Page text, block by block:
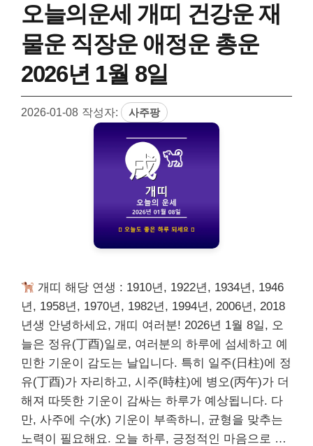
오늘의운세 개띠 건강운 재
물운 직장운 애정운 총운
2026년 1월 8일
2026-01-08 작성자: 사주팡
개띠 해당 연생 : 1910년, 1922년, 1934년, 1946
년, 1958년, 1970년, 1982년, 1994년, 2006년, 2018
년생 안녕하세요, 개띠 여러분! 2026년 1월 8일, 오
늘은 정유(丁酉)일로, 여러분의 하루에 섬세하고 예
민한 기운이 감도는 날입니다. 특히 일주(日柱)에 정
유(丁酉)가 자리하고, 시주(時柱)에 병오(丙午)가 더
해져 따뜻한 기운이 감싸는 하루가 예상됩니다. 다
만, 사주에 수(水) 기운이 부족하니, 균형을 맞추는
노력이 필요해요. 오늘 하루, 긍정적인 마음으로 …